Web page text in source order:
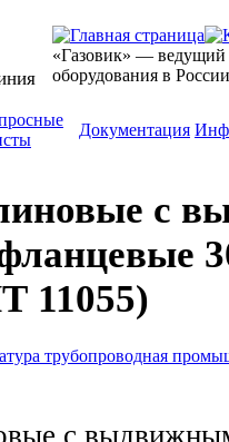
«Газовик» — ведущий
оборудования в России
Документация
с
11055)
трубопроводная